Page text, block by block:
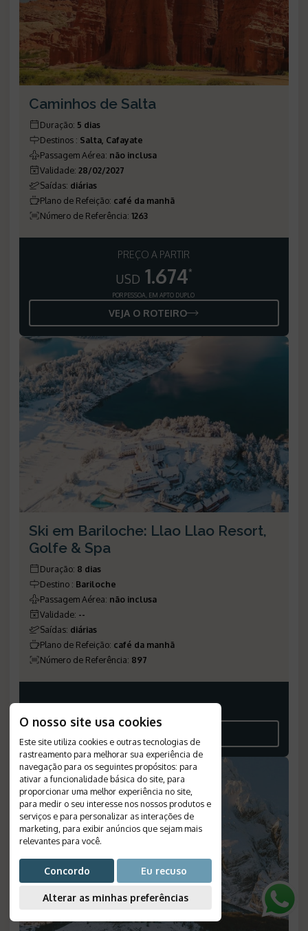
O nosso site usa cookies
Este site utiliza cookies e outras tecnologias de
rastreamento para melhorar sua experiência de
navegação para os seguintes propósitos: para
ativar a funcionalidade básica do site para
proporcionar uma melhor experiência no site
para medir o seu interesse nos nossos produtos e
serviços e para personalizar as interações de
marketing para exibir anúncios que sejam mais
relevantes para você.
Concordo Eu recuso
Alterar as minhas preferências
Caminhos de Salta
Duração: 5 dias
Destinos : Salta, Cafayate
Passagem Aérea: não inclusa
Validade: 28/02/2027
Saídas: diárias
Plano de Refeição: café da manhã
Número de Referência: 1263
PREÇO A PARTIR
USD 1.674*
POR PESSOA, EM APTO DUPLO
VEJA O ROTEIRO
Ski em Bariloche: Llao Llao Resort,
Golfe & Spa
Duração: 8 dias
Destino : Bariloche
Passagem Aérea: não inclusa
Validade: --
Saídas: diárias
Plano de Refeição: café da manhã
Número de Referência: 897
OFERTA